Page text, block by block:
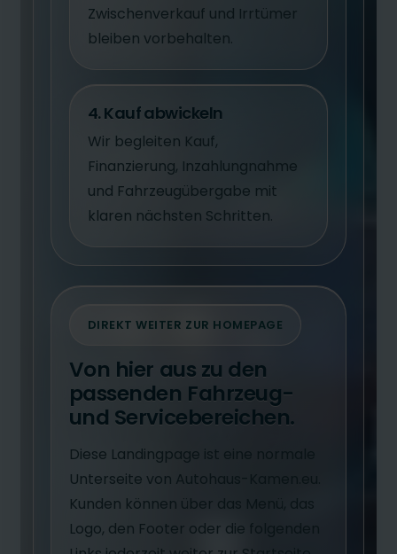
Zwischenverkauf und Irrtümer
bleiben vorbehalten.
4. Kauf abwickeln
Wir begleiten Kauf,
Finanzierung, Inzahlungnahme
und Fahrzeugübergabe mit
klaren nächsten Schritten.
DIREKT WEITER ZUR HOMEPAGE
Von hier aus zu den
passenden Fahrzeug-
und Servicebereichen.
Diese Landingpage ist eine normale
Unterseite von Autohaus-Kamen.eu.
Kunden können über das Menü, das
Logo, den Footer oder die folgenden